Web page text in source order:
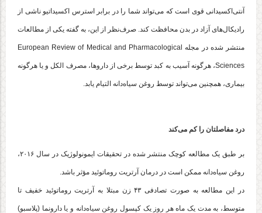
آنتی‌اکسیدانی قوی است که می‌تواند شما را در برابر استرس اکسیداتیو ناشی از
رادیکال‌های آزاد در بدن محافظت کند. صرف‌نظر از این، به گفته یکی از مطالعات
منتشر شده در مجله European Review of Medical and Pharmacological
Sciences، هرگونه آسیب به کبد توسط برخی از داروها، مصرف الکل و یا هرگونه
بیماری، همچنین می‌تواند توسط روغن سیاه‌دانه التیام یابد.
درد مفاصلتان را کم می‌کند
بر طبق یک مطالعه کوچک منتشر شده در تحقیقات ایمونولوژیک در سال ۲۰۱۶،
روغن سیاه‌دانه ممکن است در درمان آرتریت روماتوئید مؤثر باشد.
در این مطالعه به صورت تصادفی ۴۳ زن مبتلا به آرتریت روماتوئید خفیف تا
متوسط، به مدت یک ماه هر روز یک کپسول روغن سیاه‌دانه و یا دارونما (پلاسبو)